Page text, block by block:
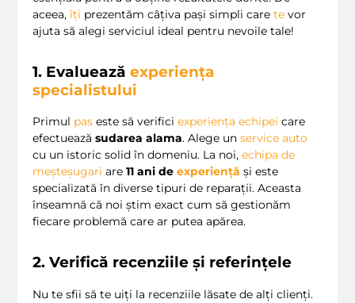
aceea, îți prezentăm câțiva pași simpli care te vor
ajuta să alegi serviciul ideal pentru nevoile tale!
1. Evaluează experiența
specialistului
Primul pas este să verifici experiența echipei care
efectuează sudarea alama. Alege un service auto
cu un istoric solid în domeniu. La noi, echipa de
meșteșugari are 11 ani de experiență și este
specializată în diverse tipuri de reparații. Aceasta
înseamnă că noi știm exact cum să gestionăm
fiecare problemă care ar putea apărea.
2. Verifică recenziile și referințele
Nu te sfii să te uiți la recenziile lăsate de alți clienți.